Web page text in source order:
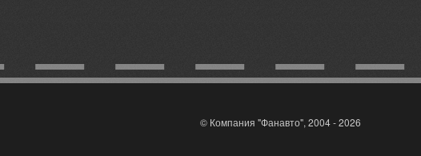
© Компания "Фанавто", 2004 - 2026